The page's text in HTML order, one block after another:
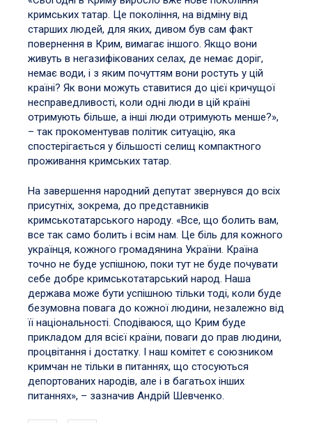
кримських татар. Це покоління, на відміну від
старших людей, для яких, дивом був сам факт
повернення в Крим, вимагає іншого. Якщо вони
живуть в негазифікованих селах, де немає доріг,
немає води, і з яким почуттям вони ростуть у цій
країні? Як вони можуть ставитися до цієї кричущої
несправедливості, коли одні люди в цій країні
отримують більше, а інші люди отримують менше?»,
– так прокоментував політик ситуацію, яка
спостерігається у більшості селищ компактного
проживання кримських татар.
На завершення народний депутат звернувся до всіх
присутніх, зокрема, до представників
кримськотатарського народу. «Все, що болить вам,
все так само болить і всім нам. Це біль для кожного
українця, кожного громадянина України. Країна
точно не буде успішною, поки тут не буде почувати
себе добре кримськотатарський народ. Наша
держава може бути успішною тільки тоді, коли буде
безумовна повага до кожної людини, незалежно від
її національності. Сподіваюся, що Крим буде
прикладом для всієї країни, поваги до прав людини,
процвітання і достатку. І наш комітет є союзником
кримчан не тільки в питаннях, що стосуються
депортованих народів, але і в багатьох інших
питаннях», – зазначив Андрій Шевченко.